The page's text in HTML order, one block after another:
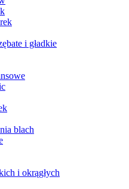
i gładkie
blach
i okrągłych